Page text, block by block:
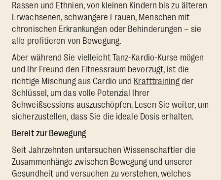
Rassen und Ethnien, von kleinen Kindern bis zu älteren
Erwachsenen, schwangere Frauen, Menschen mit
chronischen Erkrankungen oder Behinderungen – sie
alle profitieren von Bewegung.
Aber während Sie vielleicht Tanz-Kardio-Kurse mögen
und Ihr Freund den Fitnessraum bevorzugt, ist die
richtige Mischung aus Cardio und Krafttrainingder
Schlüssel, um das volle Potenzial Ihrer
Schweißsessions auszuschöpfen. Lesen Sie weiter, um
sicherzustellen, dass Sie die ideale Dosis erhalten.
Bereit zur Bewegung
Seit Jahrzehnten untersuchen Wissenschaftler die
Zusammenhänge zwischen Bewegung und unserer
Gesundheit und versuchen zu verstehen, welches